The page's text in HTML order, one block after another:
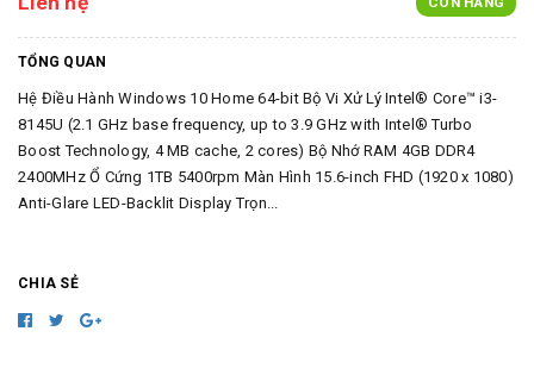
TỔNG QUAN
Hệ Điều Hành Windows 10 Home 64-bit Bộ Vi Xử Lý Intel® Core™ i3-
8145U (2.1 GHz base frequency, up to 3.9 GHz with Intel® Turbo
Boost Technology, 4 MB cache, 2 cores) Bộ Nhớ RAM 4GB DDR4
2400MHz Ổ Cứng 1TB 5400rpm Màn Hình 15.6-inch FHD (1920 x 1080)
Anti-Glare LED-Backlit Display Trọn...
CHIA SẺ